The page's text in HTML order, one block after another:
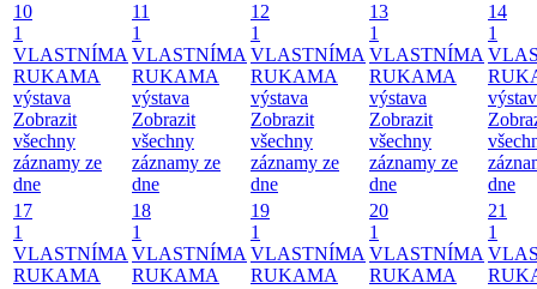
10
1
VLASTNÍMA
RUKAMA
výstava
Zobrazit
všechny
záznamy ze
dne
11
1
VLASTNÍMA
RUKAMA
výstava
Zobrazit
všechny
záznamy ze
dne
12
1
VLASTNÍMA
RUKAMA
výstava
Zobrazit
všechny
záznamy ze
dne
13
1
VLASTNÍMA
RUKAMA
výstava
Zobrazit
všechny
záznamy ze
dne
14
1
dne
17
1
VLASTNÍMA
RUKAMA
18
1
VLASTNÍMA
RUKAMA
19
1
VLASTNÍMA
RUKAMA
20
1
VLASTNÍMA
RUKAMA
21
1